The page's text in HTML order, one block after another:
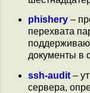
phishery –
перехвата
документы в
ssh-audit –
сервера,